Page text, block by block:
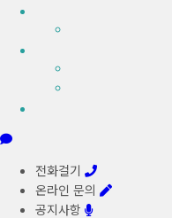
전화걸기
온라인 문의
공지사항